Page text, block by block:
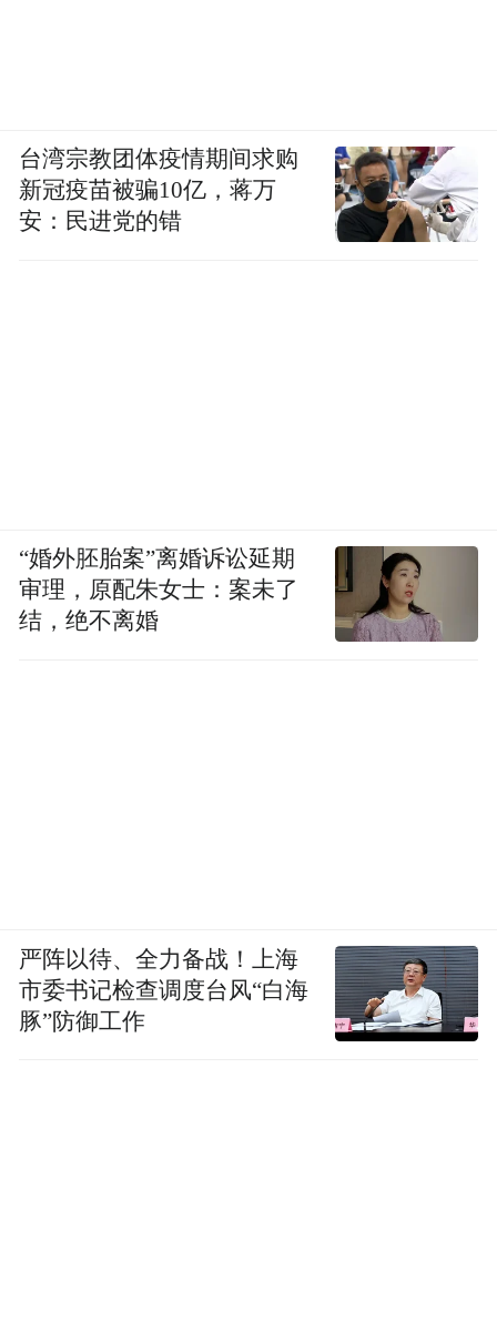
台湾宗教团体疫情期间求购
新冠疫苗被骗10亿，蒋万
安：民进党的错
“婚外胚胎案”离婚诉讼延期
审理，原配朱女士：案未了
结，绝不离婚
严阵以待、全力备战！上海
市委书记检查调度台风“白海
豚”防御工作